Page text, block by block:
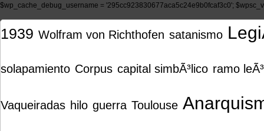
$wp_cache_debug_username = '295cc923830677aca5c24e9b0fcaf3c0';
1939 Wolfram von Richthofen satanismo
solapamiento Corpus capital simbÃ³lico ramo
Vaqueiradas hilo guerra Toulouse